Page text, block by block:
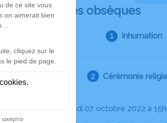
Déroulé des obsèques
Inhumation
Cérémonie
Le vendredi 07 octobre 2022 à